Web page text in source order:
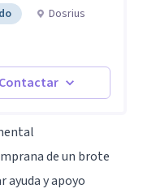
Dosrius
Contactar
de un brote
y apoyo